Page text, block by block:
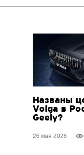
Названы
Volga в
Geely?
26 мая 2026